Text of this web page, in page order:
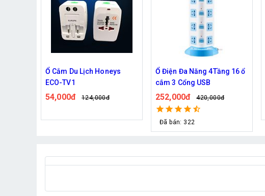
Ổ Điện Đa Năng 4Tầng 16 ổ
cắm 3 Cổng USB
252,000đ 420,000đ
Đã bán: 322
Đầu chuyển đổi 2 chấu sạc
ipad
29,000đ 88,000đ